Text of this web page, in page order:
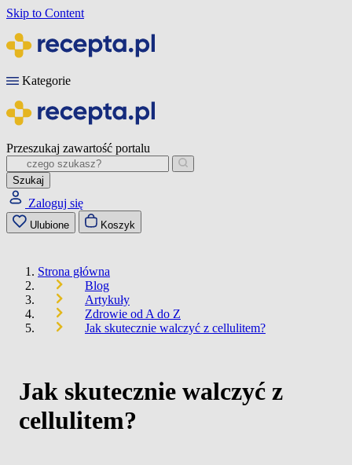
Skip to Content
Kategorie
Przeszukaj zawartość portalu
Szukaj
Zaloguj się
Ulubione Koszyk
Strona główna
Blog
Artykuły
Zdrowie od A do Z
Jak skutecznie walczyć z cellulitem?
Jak skutecznie walczyć z
cellulitem?